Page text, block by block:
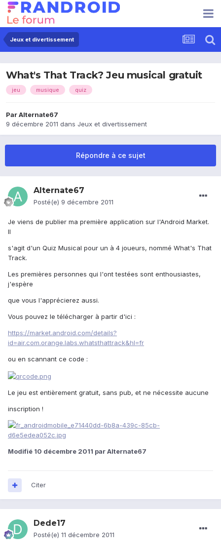
Jeux et divertissement
What's That Track? Jeu musical gratuit
jeu musique quiz
ParAlternate67
9 décembre 2011 dans Jeux et divertissement
Répondre à ce sujet
Alternate67
Posté(e) 9 décembre 2011
Je viens de publier ma première application sur l'Android Market.
Il
s'agit d'un Quiz Musical pour un à 4 joueurs, nommé What's That
Track.
Les premières personnes qui l'ont testées sont enthousiastes,
j'espère
que vous l'apprécierez aussi.
Vous pouvez le télécharger à partir d'ici :
https://market.android.com/details?
id=air.com.orange.labs.whatsthattrack&hl=fr
ou en scannant ce code :
Le jeu est entièrement gratuit, sans pub, et ne nécessite aucune
inscription !
Modifié 10 décembre 2011 par Alternate67
Citer
Dede17
Posté(e) 11 décembre 2011